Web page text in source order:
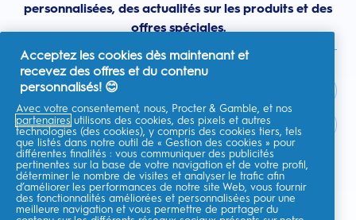
personnalisées, des actualités sur les produits et des
offres spéciales.
France
Je consens à recevoir des communications personnalisées
concernant des offres, des actualités et d'autres initiatives
promotionnelles de la part d'Oral-B et d'autresmarques de P&G
Acceptez les cookies dès maintenant et
recevez des offres et du contenu
personnalisés! 😊
Avec votre consentement, nous, Procter & Gamble, et nos
partenaires utilisons des cookies, des pixels et autres
technologies (des cookies), y compris des cookies tiers, tels
que listés dans notre outil de « Gestion des cookies » pour
différentes finalités : vous communiquer des publicités
pertinentes sur la base de votre navigation et de votre profil,
déterminer le nombre de visites et analyser le trafic afin
d’améliorer les performances de notre site Web, vous fournir
des fonctionnalités améliorées et personnalisées pour une
meilleure navigation et vous permettre de partager du